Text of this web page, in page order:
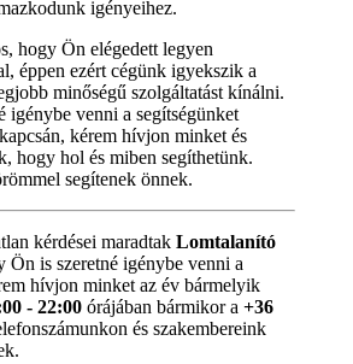
igényeihez.
hogy Ön elégedett legyen
éppen ezért cégünk igyekszik a
minőségű szolgáltatást kínálni.
igénybe venni a segítségünket
kérem hívjon minket és
hogy hol és miben segíthetünk.
segítenek önnek.
kérdései maradtak Lomtalanító
Ön is szeretné igénybe venni a
hívjon minket az év bármelyik
- 22:00 órájában bármikor a +36
és szakembereink